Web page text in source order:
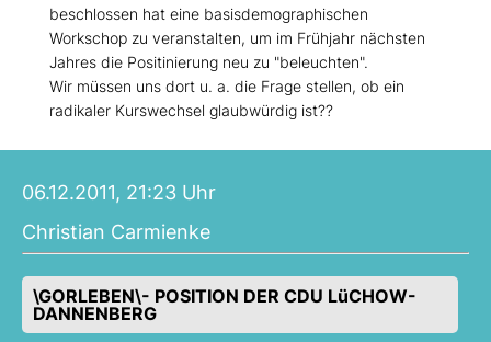
beschlossen hat eine basisdemographischen
Workschop zu veranstalten, um im Frühjahr nächsten
Jahres die Positinierung neu zu "beleuchten".
Wir müssen uns dort u. a. die Frage stellen, ob ein
radikaler Kurswechsel glaubwürdig ist??
06.12.2011, 21:23 Uhr
Christian Carmienke
\GORLEBEN\- POSITION DER CDU LüCHOW-
DANNENBERG